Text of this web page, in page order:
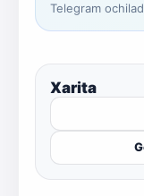
Telegram
Xarita